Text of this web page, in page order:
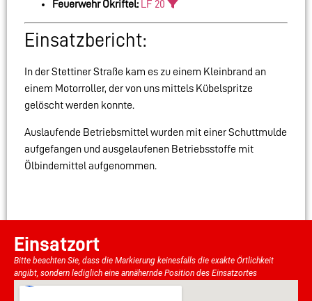
Feuerwehr Okriftel: LF 20
Einsatzbericht:
In der Stettiner Straße kam es zu einem Kleinbrand an
einem Motorroller, der von uns mittels Kübelspritze
gelöscht werden konnte.
Auslaufende Betriebsmittel wurden mit einer Schuttmulde
aufgefangen und ausgelaufenen Betriebsstoffe mit
Ölbindemittel aufgenommen.
Einsatzort
Bitte beachten Sie, dass die Markierung keinesfalls die exakte Örtlichkeit
angibt, sondern lediglich eine annähernde Position des Einsatzortes